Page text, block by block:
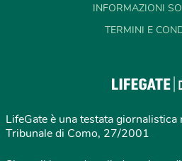
INFORMAZIONI
TERMINI E
LifeGate è una testata
Tribunale di Como, 27/2001